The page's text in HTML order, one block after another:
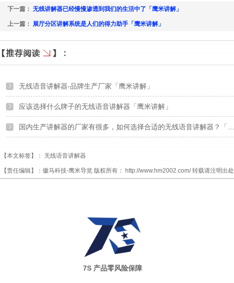
下一篇： 无线讲解器已经慢慢渗透到我们的生活中了「鹰米讲解」
上一篇： 展厅分区讲解系统是人们的得力助手「鹰米讲解」
无线语音讲解器-品牌生产厂家「鹰米讲解」
应该选择什么牌子的无线语音讲解器「鹰米讲解」
国内生产讲解器的厂家有很多，如何选择合适的无线语音讲解器？「…
【本文标签】： 无线语音讲解器
【责任编辑】： 徽马科技-鹰米导览 版权所有： http://www.hm2002.com/转载请注明出处
7S 产品零风险保障